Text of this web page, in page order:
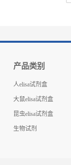
产品类别
人elisa试剂盒
大鼠elisa试剂盒
昆虫elisa试剂盒
生物试剂